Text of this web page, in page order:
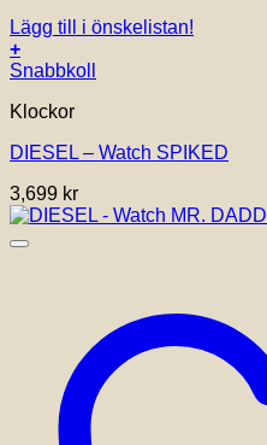
Lägg till i önskelistan!
+
Snabbkoll
Klockor
DIESEL – Watch SPIKED
3,699 kr